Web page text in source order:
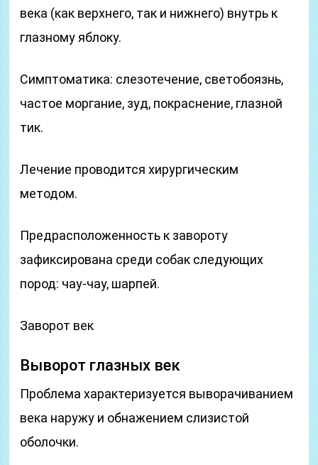
века (как верхнего, так и нижнего) внутрь к
глазному яблоку.
Симптоматика: слезотечение, светобоязнь,
частое моргание, зуд, покраснение, глазной
тик.
Лечение проводится хирургическим
методом.
Предрасположенность к завороту
зафиксирована среди собак следующих
пород: чау-чау, шарпей.
Заворот век
Выворот глазных век
Проблема характеризуется выворачиванием
века наружу и обнажением слизистой
оболочки.